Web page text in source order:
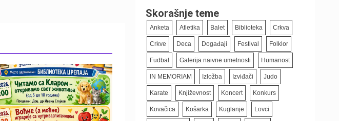
Skorašnje teme
Anketa Atletika Balet Biblioteka Crkva
Crkve Deca Događaji Festival Folklor
Fudbal Galerija naivne umetnosti Humanost
IN MEMORIAM Izložba Izviđači Judo
Karate Književnost Koncert Konkurs
Kovačica Košarka Kuglanje Lovci